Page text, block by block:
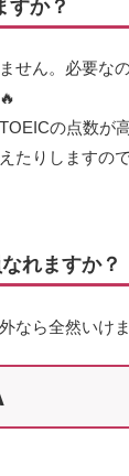
すか？
せん。必要な
の点数が
たりしますの
れますか？
なら全然いけま